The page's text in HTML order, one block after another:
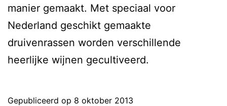
manier gemaakt. Met speciaal voor
Nederland geschikt gemaakte
druivenrassen worden verschillende
heerlijke wijnen gecultiveerd.
Gepubliceerd op 8 oktober 2013